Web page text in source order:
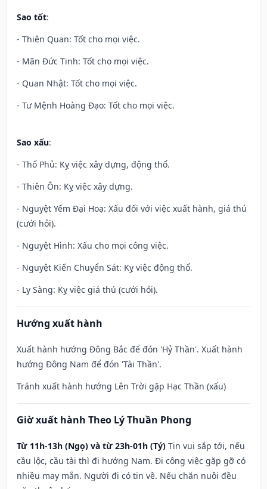
Sao tốt:
- Thiên Quan: Tốt cho mọi việc.
- Mãn Đức Tinh: Tốt cho mọi việc.
- Quan Nhật: Tốt cho mọi việc.
- Tư Mệnh Hoàng Đạo: Tốt cho mọi việc.
Sao xấu:
- Thổ Phủ: Kỵ việc xây dựng, động thổ.
- Thiên Ôn: Kỵ việc xây dựng.
- Nguyệt Yếm Đại Hoạ: Xấu đối với việc xuất hành, giá thú
(cưới hỏi).
- Nguyệt Hình: Xấu cho mọi công việc.
- Nguyệt Kiến Chuyển Sát: Kỵ việc động thổ.
- Ly Sàng: Kỵ việc giá thú (cưới hỏi).
Hướng xuất hành
Xuất hành hướng Đông Bắc để đón 'Hỷ Thần'. Xuất hành
hướng Đông Nam để đón 'Tài Thần'.
Tránh xuất hành hướng Lên Trời gặp Hạc Thần (xấu)
Giờ xuất hành Theo Lý Thuần Phong
Từ 11h-13h (Ngọ) và từ 23h-01h (Tý) Tin vui sắp tới, nếu
cầu lộc, cầu tài thì đi hướng Nam. Đi công việc gặp gỡ có
nhiều may mắn. Người đi có tin về. Nếu chăn nuôi đều